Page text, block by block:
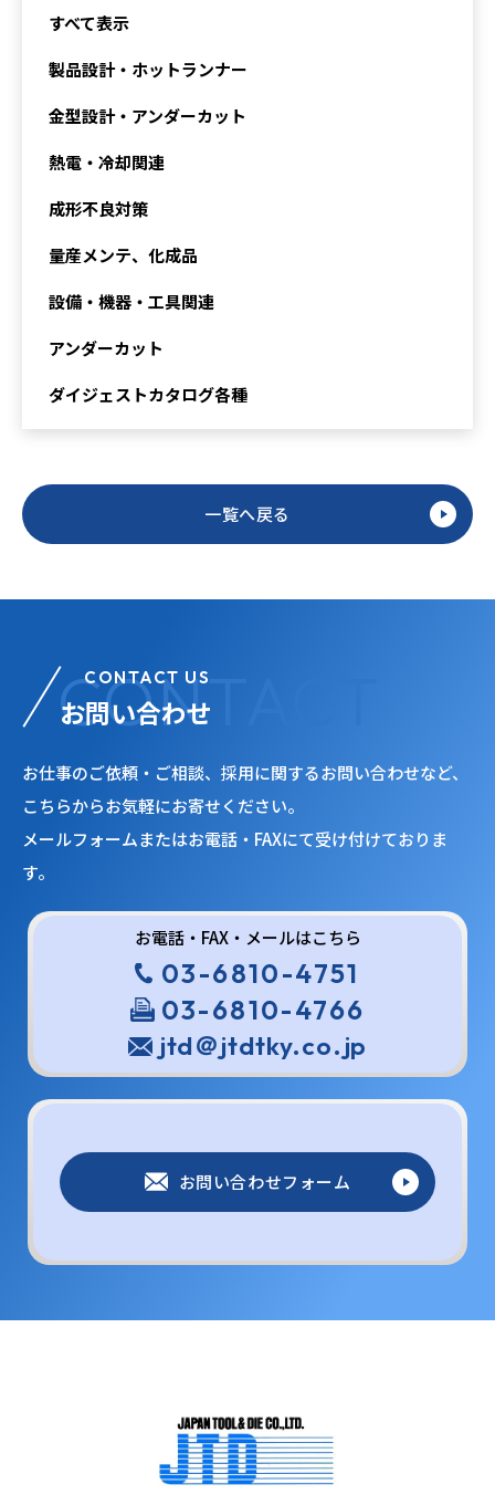
すべて表示
製品設計・ホットランナー
金型設計・アンダーカット
熱電・冷却関連
成形不良対策
量産メンテ、化成品
設備・機器・工具関連
アンダーカット
ダイジェストカタログ各種
一覧へ戻る
CONTACT US
お問い合わせ
お仕事のご依頼・ご相談、採用に関するお問い合わせなど、
こちらからお気軽にお寄せください。
メールフォームまたはお電話・FAXにて受け付けておりま
す。
お電話・FAX・メールはこちら
03-6810-4751
03-6810-4766
jtd＠jtdtky.co.jp
お問い合わせフォーム